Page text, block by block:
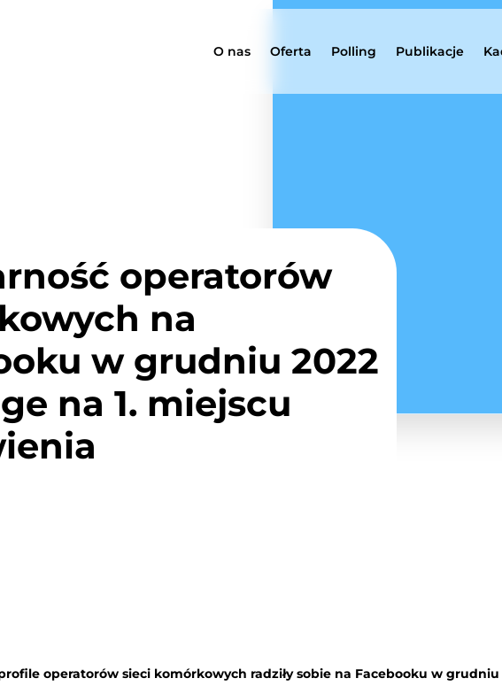
O nas Oferta Polling Publikacje
operatorów
na
w grudniu 2022
na 1. miejscu
operatorów sieci komórkowych radziły sobie na Facebooku w grudniu